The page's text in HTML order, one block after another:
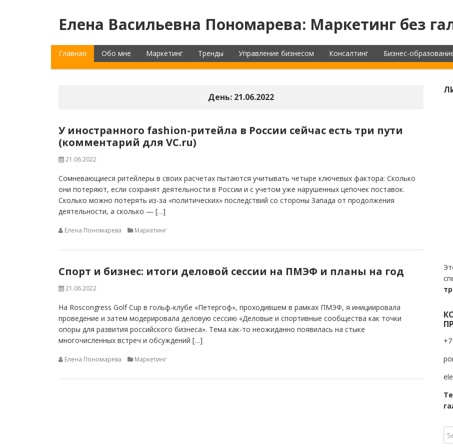
Елена Васильевна Пономарева: Маркетинг без
Главная Обо мне Маркетинг Тренды Управление бизнесом Консалтинг Бизнес-
День: 21.06.2022
У иностранного fashion-ритейла в России сейчас есть три пути
(комментарий для VC.ru)
21.06.2022
Сомневающиеся ритейлеры в своих расчетах пытаются учитывать четыре ключевых фактора: Сколько
они потеряют, если сохранят деятельности в России и с учетом уже нарушенных цепочек поставок.
Сколько можно потерять из-за «политических» последствий со стороны Запада от продолжения
деятельности, а сколько — […]
Елена Пономарева Маркетинг
Спорт и бизнес: итоги деловой сессии на ПМЭФ и планы на год
21.06.2022
На Roscongress Golf Cup в гольф-клубе «Петергоф», проходившем в рамках ПМЭФ, я инициировала
проведение и затем модерировала деловую сессию «Деловые и спортивные сообщества как точки
опоры для развития российского бизнеса». Тема как-то неожиданно появилась на стыке
многочисленных встреч и обсуждений […]
Елена Пономарева Маркетинг